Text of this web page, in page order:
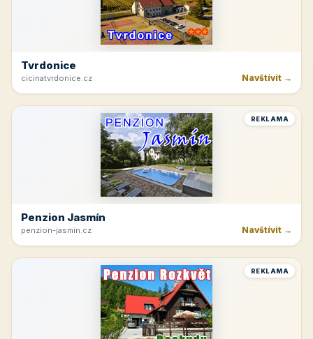
Tvrdonice
cicinatvrdonice.cz Navštívit →
REKLAMA
Penzion Jasmín
penzion-jasmin.cz Navštívit →
REKLAMA